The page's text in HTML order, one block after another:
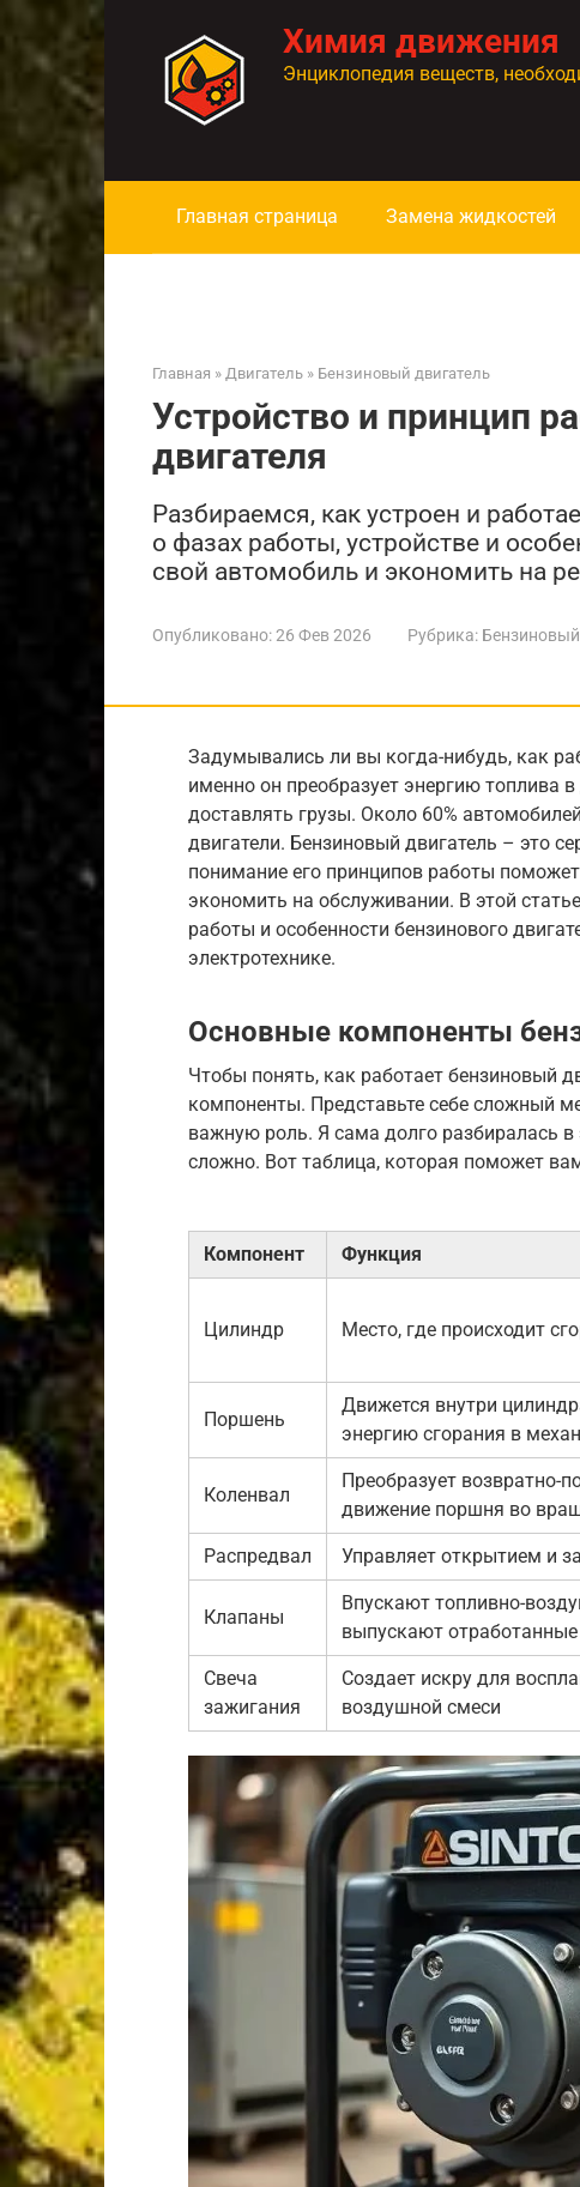
контенту
Химия движения
Энциклопедия веществ,
Главная страница Замена жидкостей
Главная » Двигатель » Бензиновый двигатель
Устройство и принцип
двигателя
Разбираемся, как устроен и
о фазах работы, устройстве и
свой автомобиль и экономить на
Опубликовано:26 Фев 2026 Рубрика: Бензиновый
Задумывались ли вы когда-нибудь, как
именно он преобразует энергию топлива
доставлять грузы. Около 60%
двигатели. Бензиновый двигатель – это
понимание его принципов работы
экономить на обслуживании. В этой
работы и особенности бензинового
электротехнике.
Основные компоненты
Чтобы понять, как работает бензиновый
компоненты. Представьте себе сложный
важную роль. Я сама долго разбиралась
сложно. Вот таблица, которая поможет
Компонент Функция
Цилиндр Место, где происходит
Поршень
Движется внутри
энергию сгорания в
Коленвал
Преобразует возвратно-
движение поршня во
Распредвал Управляет открытием и
Клапаны
Впускают топливно-
выпускают
Свеча
зажигания
Создает искру для
воздушной смеси